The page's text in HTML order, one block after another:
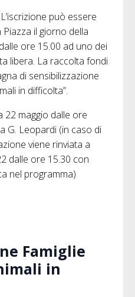
L’iscrizione può essere
il giorno della
ore 15.00 ad uno dei
libera. La raccolta fondi
di sensibilizzazione
in difficolta”.
maggio dalle ore
G. Leopardi (in caso di
viene rinviata a
dalle ore 15.30 con
nel programma)
Famiglie
in